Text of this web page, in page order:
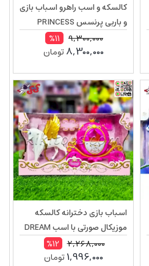
کالسکه و اسب راهرو اسباب بازی
و باربی پرنسس PRINCESS
CARRIAGE 374A
9,300,000
%11
8,300,000تومان
اسباب بازی دخترانه کالسکه
موزیکال صورتی با اسب DREAM
2,268,000
%12
1,996,000تومان